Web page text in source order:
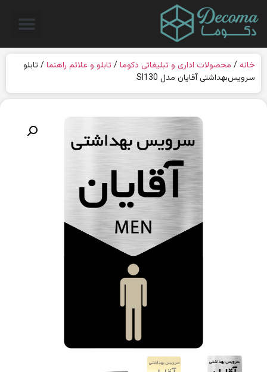
خانه / محصولات اداری و تبلیغاتی دکوما/ تابلو و علائم راهنما/ تابلو
سرویس‌بهداشتی آقایان مدل SI130